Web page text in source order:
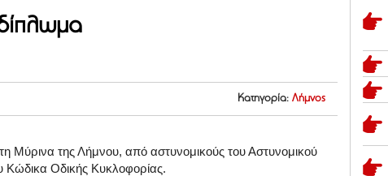
Κατηγορία: Λήμνος
Μύρινα της Λήμνου, από αστυνομικούς του Αστυνομικού
Οδικής Κυκλοφορίας.